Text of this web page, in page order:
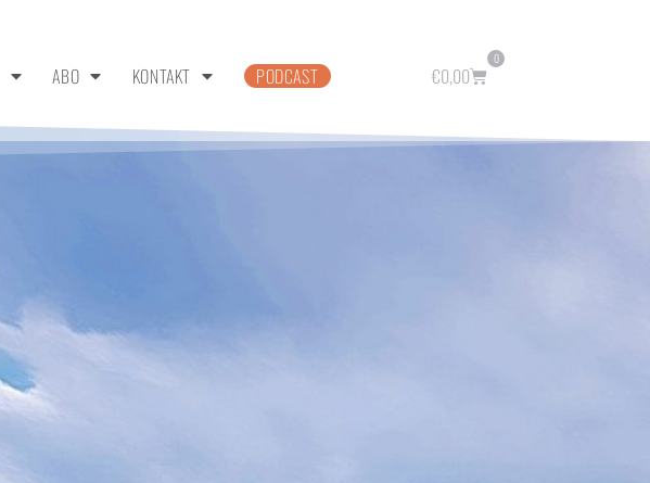
ABO KONTAKT PODCAST €0,00
0